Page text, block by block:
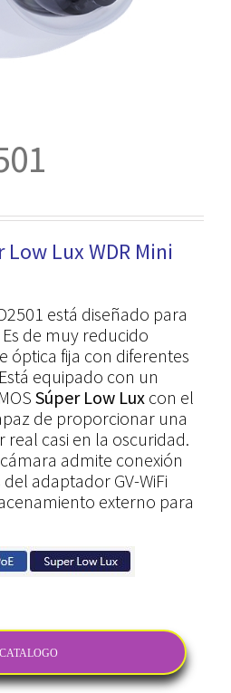
Low Lux WDR Mini
está diseñado para
de muy reducido
óptica fija con diferentes
stá equipado con un
Súper Low Lux con el
de proporcionar una
real casi en la oscuridad.
admite conexión
adaptador GV-WiFi
externo para
CATALOGO